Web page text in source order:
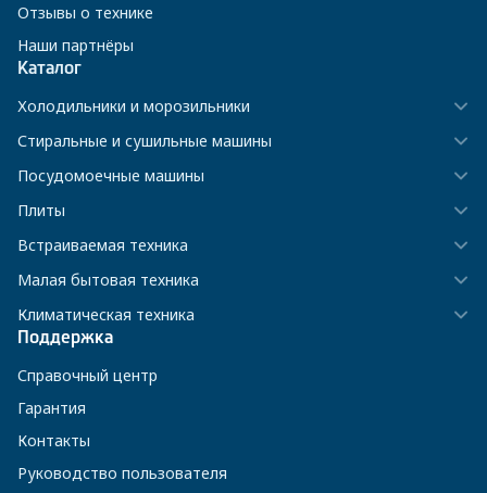
Отзывы о технике
Наши партнёры
Каталог
Холодильники и морозильники
Стиральные и сушильные машины
Посудомоечные машины
Плиты
Встраиваемая техника
Малая бытовая техника
Климатическая техника
Поддержка
Справочный центр
Гарантия
Контакты
Руководство пользователя